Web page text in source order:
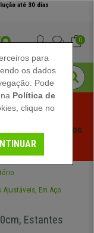
até 30 dias
0
Descontos
Promoção
Estantes
para
os dados
Pode
Política de
clique no